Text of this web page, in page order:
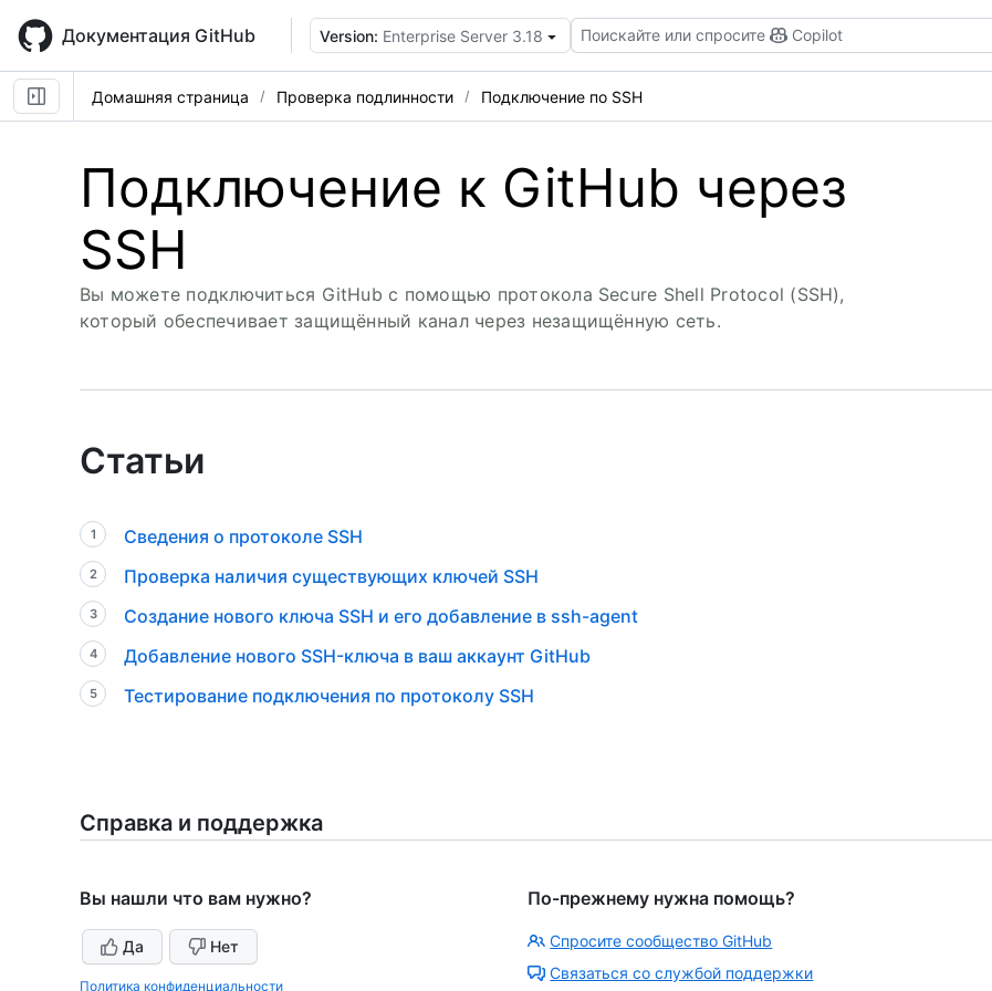
main
content
Документация GitHub Version: Enterprise Server 3.18 Поискайте или спросите Copilot
Домашняя страница Проверка подлинности Подключение по SSH
Подключение к GitHub через
SSH
Вы можете подключиться GitHub с помощью протокола Secure Shell Protocol (SSH),
который обеспечивает защищённый канал через незащищённую сеть.
Статьи
Сведения о протоколе SSH
Проверка наличия существующих ключей SSH
Создание нового ключа SSH и его добавление в ssh-agent
Добавление нового SSH-ключа в ваш аккаунт GitHub
Тестирование подключения по протоколу SSH
Справка и поддержка
Вы нашли что вам нужно?
Да Нет
Политика конфиденциальности
По-прежнему нужна помощь?
Спросите сообщество GitHub
Связаться со службой поддержки